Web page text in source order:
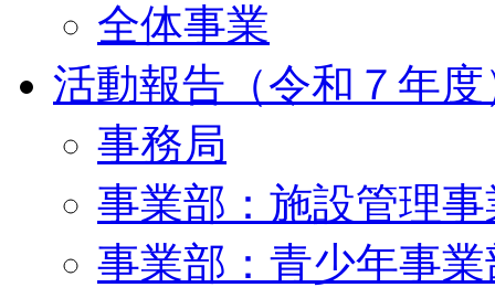
全体事業
活動報告（令和７年度
事務局
事業部：施設管理
事業部：青少年事業